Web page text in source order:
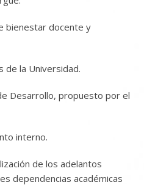
bienestar docente y
de la Universidad.
Desarrollo, propuesto por el
interno.
de los adelantos
dependencias académicas